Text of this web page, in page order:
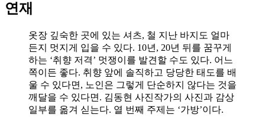
연재
옷장 깊숙한 곳에 있는 셔츠, 철 지난 바지도 얼마
든지 멋지게 입을 수 있다. 10년, 20년 뒤를 꿈꾸게
하는 ‘취향 저격’ 멋쟁이를 발견할 수도 있다. 어느
쪽이든 좋다. 취향 앞에 솔직하고 당당한 태도를 배
울 수 있다면, 노인은 그렇게 단순하지 않다는 것을
깨달을 수 있다면. 김동현 사진작가의 사진과 감상
일부를 옮겨 싣는다. 열 번째 주제는 ‘가방’이다.